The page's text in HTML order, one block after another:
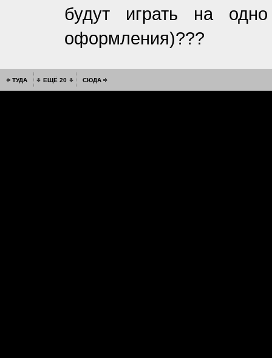
будут играть на
оформления)???
ТУДА ЕЩЁ 20 СЮДА